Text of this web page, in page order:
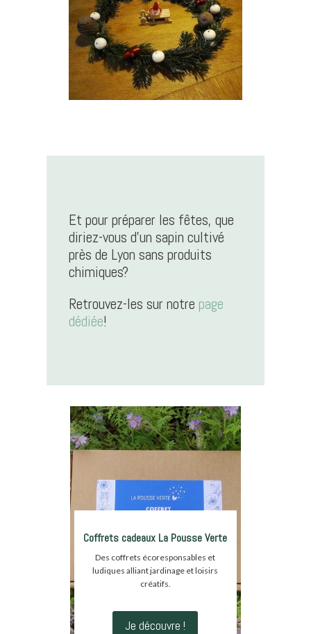
Et pour préparer les fêtes, que
diriez-vous d’un sapin cultivé
près de Lyon sans produits
chimiques?
Retrouvez-les sur notre page
dédiée!
Coffrets cadeaux La Pousse Verte
Des coffrets écoresponsables et
ludiques alliant jardinage et loisirs
créatifs.
Je découvre !